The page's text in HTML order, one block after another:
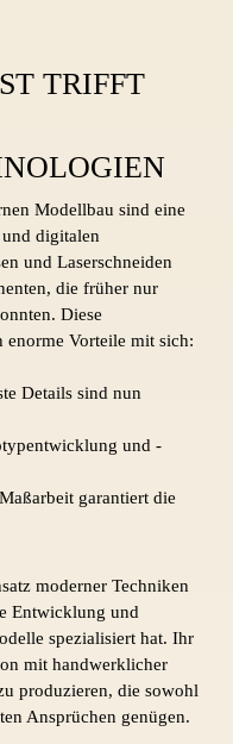
TRIFFT
Modellbau sind eine
digitalen
und Laserschneiden
die früher nur
Diese
enorme Vorteile mit sich:
Details sind nun
und -
garantiert die
moderner Techniken
Entwicklung und
spezialisiert hat. Ihr
mit handwerklicher
produzieren, die sowohl
Ansprüchen genügen.